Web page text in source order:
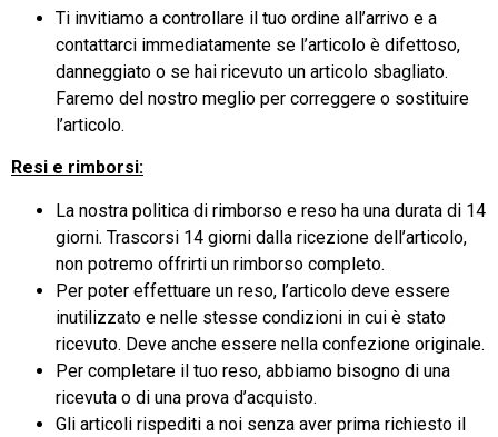
Ti invitiamo a controllare il tuo ordine all’arrivo e a
contattarci immediatamente se l’articolo è difettoso,
danneggiato o se hai ricevuto un articolo sbagliato.
Faremo del nostro meglio per correggere o sostituire
l’articolo.
Resi e rimborsi:
La nostra politica di rimborso e reso ha una durata di 14
giorni. Trascorsi 14 giorni dalla ricezione dell’articolo,
non potremo offrirti un rimborso completo.
Per poter effettuare un reso, l’articolo deve essere
inutilizzato e nelle stesse condizioni in cui è stato
ricevuto. Deve anche essere nella confezione originale.
Per completare il tuo reso, abbiamo bisogno di una
ricevuta o di una prova d’acquisto.
Gli articoli rispediti a noi senza aver prima richiesto il